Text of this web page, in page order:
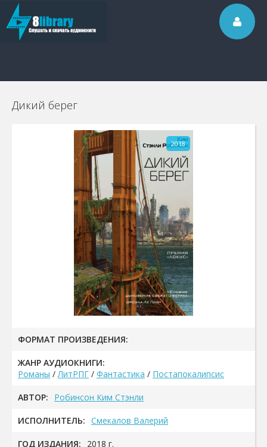
Дикий берег
2018
ФОРМАТ ПРОИЗВЕДЕНИЯ:
ЖАНР АУДИОКНИГИ:
Романы /ЛитРПГ / Фантастика / Постапокалипсис
АВТОР: Робинсон Ким Стэнли
ИСПОЛНИТЕЛЬ: Смекалов Валерий
ГОД ИЗДАНИЯ: 2018 г.